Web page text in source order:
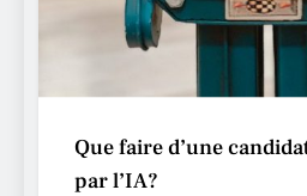
Que faire d’une
par l’IA?